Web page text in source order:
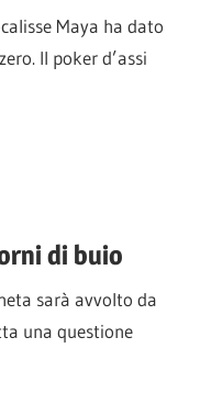
Maya ha dato
Il poker d’assi
di buio
sarà avvolto da
una questione